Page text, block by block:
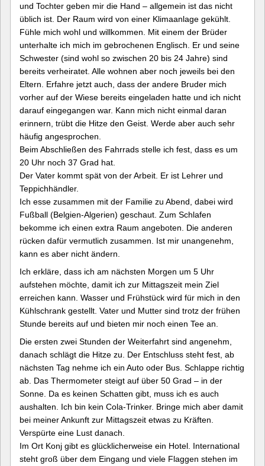
und Tochter geben mir die Hand – allgemein ist das nicht
üblich ist. Der Raum wird von einer Klimaanlage gekühlt.
Fühle mich wohl und willkommen. Mit einem der Brüder
unterhalte ich mich im gebrochenen Englisch. Er und seine
Schwester (sind wohl so zwischen 20 bis 24 Jahre) sind
bereits verheiratet. Alle wohnen aber noch jeweils bei den
Eltern. Erfahre jetzt auch, dass der andere Bruder mich
vorher auf der Wiese bereits eingeladen hatte und ich nicht
darauf eingegangen war. Kann mich nicht einmal daran
erinnern, trübt die Hitze den Geist. Werde aber auch sehr
häufig angesprochen.
Beim Abschließen des Fahrrads stelle ich fest, dass es um
20 Uhr noch 37 Grad hat.
Der Vater kommt spät von der Arbeit. Er ist Lehrer und
Teppichhändler.
Ich esse zusammen mit der Familie zu Abend, dabei wird
Fußball (Belgien-Algerien) geschaut. Zum Schlafen
bekomme ich einen extra Raum angeboten. Die anderen
rücken dafür vermutlich zusammen. Ist mir unangenehm,
kann es aber nicht ändern.
Ich erkläre, dass ich am nächsten Morgen um 5 Uhr
aufstehen möchte, damit ich zur Mittagszeit mein Ziel
erreichen kann. Wasser und Frühstück wird für mich in den
Kühlschrank gestellt. Vater und Mutter sind trotz der frühen
Stunde bereits auf und bieten mir noch einen Tee an.
Die ersten zwei Stunden der Weiterfahrt sind angenehm,
danach schlägt die Hitze zu. Der Entschluss steht fest, ab
nächsten Tag nehme ich ein Auto oder Bus. Schlappe richtig
ab. Das Thermometer steigt auf über 50 Grad – in der
Sonne. Da es keinen Schatten gibt, muss ich es auch
aushalten. Ich bin kein Cola-Trinker. Bringe mich aber damit
bei meiner Ankunft zur Mittagszeit etwas zu Kräften.
Verspürte eine Lust danach.
Im Ort Konj gibt es glücklicherweise ein Hotel. International
steht groß über dem Eingang und viele Flaggen stehen im